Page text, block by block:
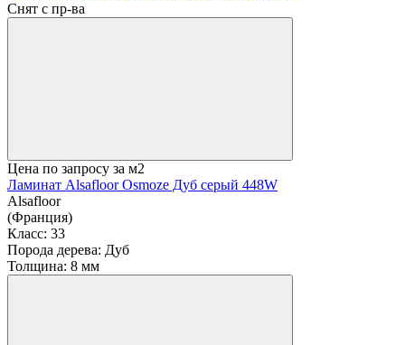
Снят с пр-ва
Цена по запросу за м2
Ламинат Alsafloor Osmoze Дуб серый 448W
Alsafloor
(Франция)
Класс: 33
Порода дерева: Дуб
Толщина: 8 мм